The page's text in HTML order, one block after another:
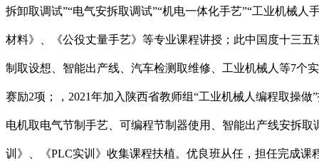
拆卸取调试”“电气安拆取调试”“机电一体化手艺”“工业机械
材料》、《公役丈量手艺》等专业课程讲授；此中国度十三
制取设想、智能出产线、汽车检测取维修、工业机械人等7个
赛励2项；，2021年加入陕西省教师组“工业机械人编程取操
电机取电气节制手艺、可编程节制器使用、智能出产线安拆
训》、《PLC实训》收集课程扶植。优良班从任，担任完成